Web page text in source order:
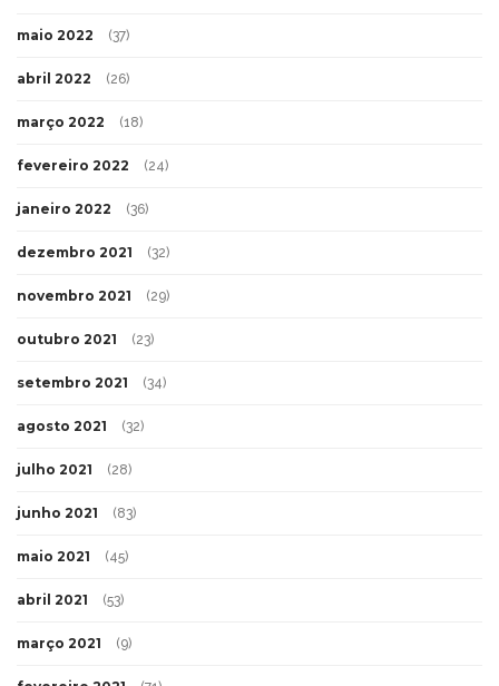
maio 2022 (37)
abril 2022 (26)
março 2022 (18)
fevereiro 2022 (24)
janeiro 2022 (36)
dezembro 2021 (32)
novembro 2021 (29)
outubro 2021 (23)
setembro 2021 (34)
agosto 2021 (32)
julho 2021 (28)
junho 2021 (83)
maio 2021 (45)
abril 2021 (53)
março 2021 (9)